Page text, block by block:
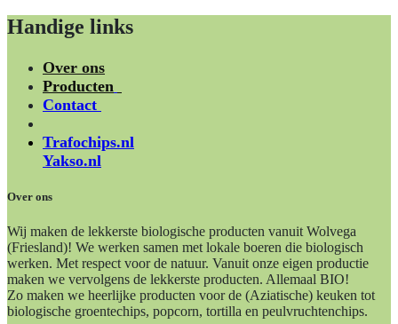
Handige links
Over ons
Producten
Contact
Trafochips.nl
Yakso.nl
Over ons
Wij maken de lekkerste biologische producten vanuit Wolvega
(Friesland)! We werken samen met lokale boeren die biologisch
werken. Met respect voor de natuur. Vanuit onze eigen productie
maken we vervolgens de lekkerste producten. Allemaal BIO!
Zo maken we heerlijke producten voor de (Aziatische) keuken tot
biologische groentechips, popcorn, tortilla en peulvruchtenchips.